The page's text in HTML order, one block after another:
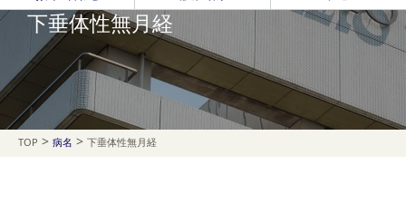
下垂体性無月経
TOP > 病名 > 下垂体性無月経